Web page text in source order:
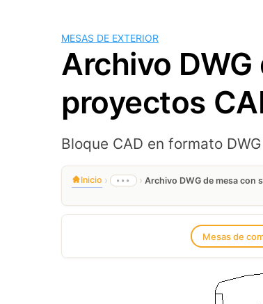
MESAS DE EXTERIOR
Archivo
proyectos
Bloque CAD en formato
Inicio › ••• › Archivo DWG de mesa con
Mesas de